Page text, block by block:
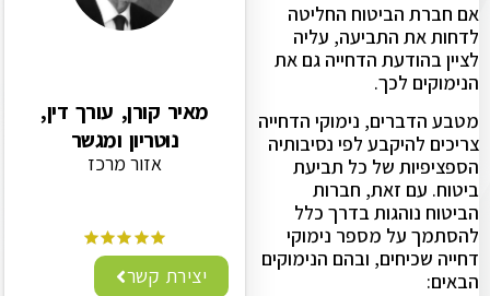
אם חברת הביטוח החליטה
לדחות את התביעה, עליה
לציין בהודעת הדחייה גם את
הנימוקים לכך.
מטבע הדברים, נימוקי הדחייה
צריכים להיקבע לפי נסיבותיה
הספציפיות של כל תביעת
ביטוח. עם זאת, חברות
הביטוח נוהגות בדרך כלל
להסתמך על מספר נימוקי
דחייה שכיחים, ובהם הנימוקים
הבאים:
מאיר קורן, עורך דין,
נוטריון ומגשר
אזור מרכז
יצירת קשר